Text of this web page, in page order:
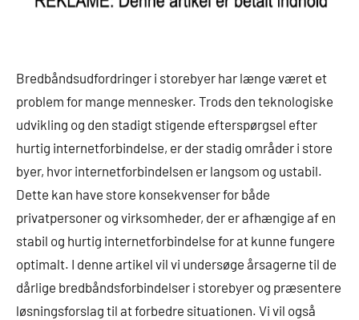
Bredbåndsudfordringer i storebyer har længe været et
problem for mange mennesker. Trods den teknologiske
udvikling og den stadigt stigende efterspørgsel efter
hurtig internetforbindelse, er der stadig områder i store
byer, hvor internetforbindelsen er langsom og ustabil.
Dette kan have store konsekvenser for både
privatpersoner og virksomheder, der er afhængige af en
stabil og hurtig internetforbindelse for at kunne fungere
optimalt. I denne artikel vil vi undersøge årsagerne til de
dårlige bredbåndsforbindelser i storebyer og præsentere
løsningsforslag til at forbedre situationen. Vi vil også